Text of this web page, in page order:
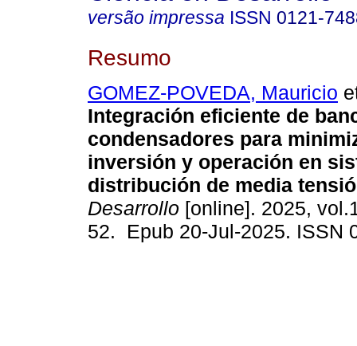
versão impressa ISSN 0121-
Resumo
GOMEZ-POVEDA, Mauricio
Integración eficiente de
condensadores para
inversión y operación en
distribución de media
Desarrollo [online]. 2025,
52. Epub 20-Jul-2025. ISSN